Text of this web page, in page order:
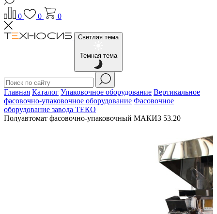
0 0 0
Светлая тема
Темная тема
Главная Каталог Упаковочное оборудование Вертикальное
фасовочно-упаковочное оборудование Фасовочное
оборудование завода ТЕКО
Полуавтомат фасовочно-упаковочный МАКИЗ 53.20